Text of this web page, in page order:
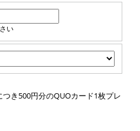
い
き500円分のQUOカード1枚プレ